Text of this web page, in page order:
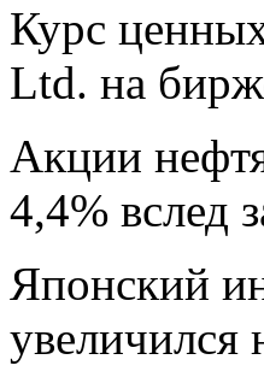
Курс
Ltd. на
Акции
4,4% вслед
Японский
увеличился